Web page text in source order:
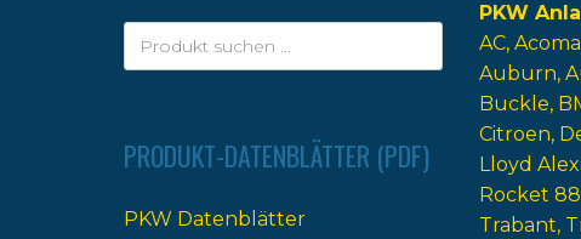
PRODUKT-DATENBLÄTTER (PDF)
PKW Datenblätter
PKW
AC Acoma
Auburn
Buckle
Citroen
Lloyd
Rocket 88
Trabant